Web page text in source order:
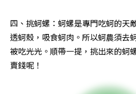
四、挑蚵螺：蚵螺是專門吃蚵的天
透蚵殼，吸食蚵肉。所以蚵農須去
被吃光光。順帶一提，挑出來的蚵
賣錢呢！